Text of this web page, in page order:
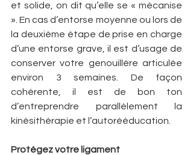
et solide, on dit qu’elle se « mécanise
». En cas d’entorse moyenne ou lors de
la deuxième étape de prise en charge
d’une entorse grave, il est d’usage de
conserver votre genouillère articulée
environ 3 semaines. De façon
cohérente, il est de bon ton
d’entreprendre parallèlement la
kinésithérapie et l’autorééducation.
Protégez votre ligament